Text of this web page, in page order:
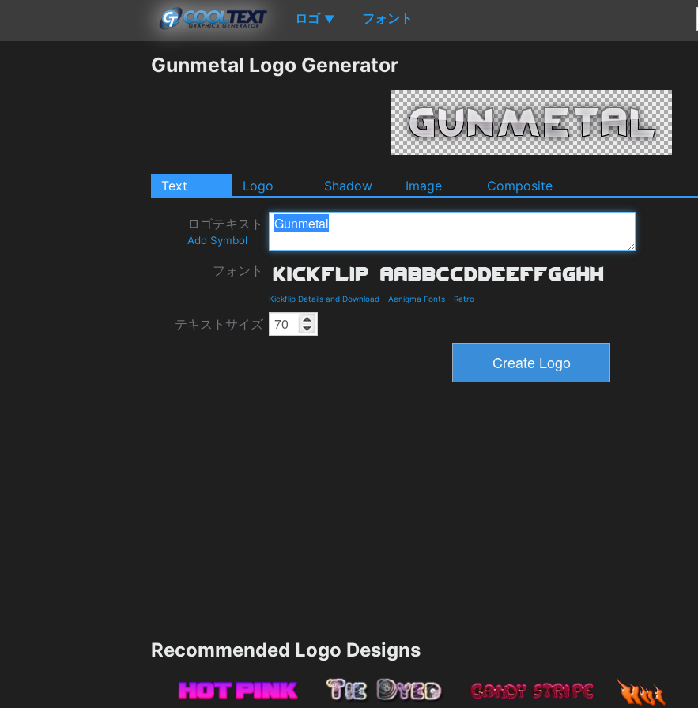
ロゴ ▼ フォント
Gunmetal Logo Generator
Text Logo Shadow Image Composite
ロゴテキスト
Add Symbol
フォント
Kickflip Details and Download - Aenigma Fonts - Retro
テキストサイズ
Recommended Logo Designs